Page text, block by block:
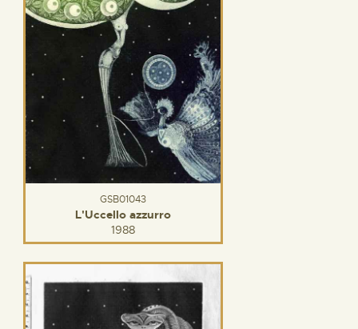
GSB01043
L'Uccello azzurro
1988